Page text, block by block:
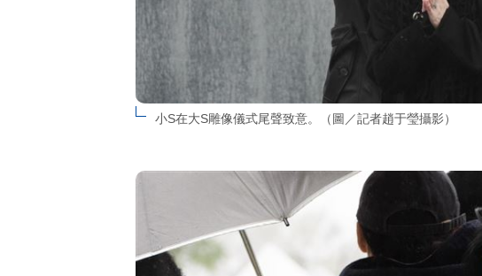
小S在大S雕像儀式尾聲致意。（圖／記者趙于瑩攝影）